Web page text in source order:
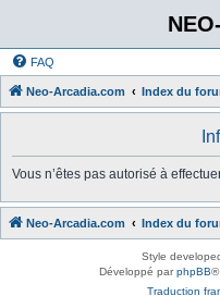
FAQ
Neo-Arcadia.com Index du
Vous n’êtes pas autorisé à
Neo-Arcadia.com Index du
Style
Développé parphpBB®
Traduction